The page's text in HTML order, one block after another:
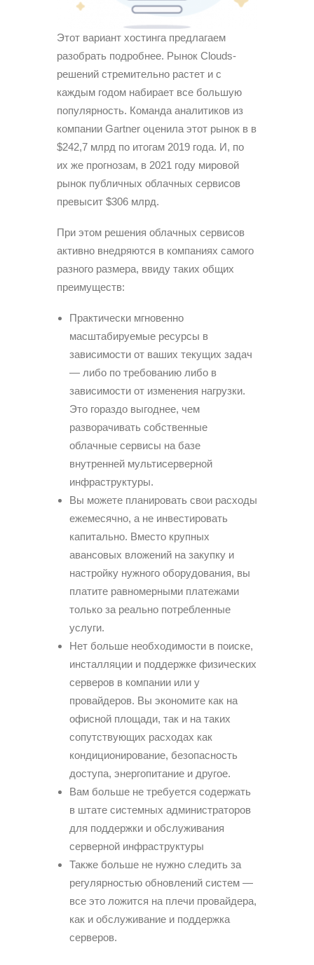
Этот вариант хостинга предлагаем
разобрать подробнее. Рынок Clouds-
решений стремительно растет и с
каждым годом набирает все большую
популярность. Команда аналитиков из
компании Gartner оценила этот рынок в в
$242,7 млрд по итогам 2019 года. И, по
их же прогнозам, в 2021 году мировой
рынок публичных облачных сервисов
превысит $306 млрд.
При этом решения облачных сервисов
активно внедряются в компаниях самого
разного размера, ввиду таких общих
преимуществ:
Практически мгновенно
масштабируемые ресурсы в
зависимости от ваших текущих задач
— либо по требованию либо в
зависимости от изменения нагрузки.
Это гораздо выгоднее, чем
разворачивать собственные
облачные сервисы на базе
внутренней мультисерверной
инфраструктуры.
Вы можете планировать свои расходы
ежемесячно, а не инвестировать
капитально. Вместо крупных
авансовых вложений на закупку и
настройку нужного оборудования, вы
платите равномерными платежами
только за реально потребленные
услуги.
Нет больше необходимости в поиске,
инсталляции и поддержке физических
серверов в компании или у
провайдеров. Вы экономите как на
офисной площади, так и на таких
сопутствующих расходах как
кондиционирование, безопасность
доступа, энергопитание и другое.
Вам больше не требуется содержать
в штате системных администраторов
для поддержки и обслуживания
серверной инфраструктуры
Также больше не нужно следить за
регулярностью обновлений систем —
все это ложится на плечи провайдера,
как и обслуживание и поддержка
серверов.